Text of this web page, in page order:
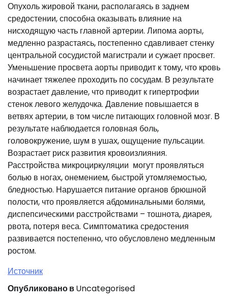
Опухоль жировой ткани, располагаясь в заднем
средостении, способна оказывать влияние на
нисходящую часть главной артерии. Липома аорты,
медленно разрастаясь, постепенно сдавливает стенку
центральной сосудистой магистрали и сужает просвет.
Уменьшение просвета аорты приводит к тому, что кровь
начинает тяжелее проходить по сосудам. В результате
возрастает давление, что приводит к гипертрофии
стенок левого желудочка. Давление повышается в
ветвях артерии, в том числе питающих головной мозг. В
результате наблюдается головная боль,
головокружение, шум в ушах, ощущение пульсации.
Возрастает риск развития кровоизлияния.
Расстройства микроциркуляции могут проявляться
болью в ногах, онемением, быстрой утомляемостью,
бледностью. Нарушается питание органов брюшной
полости, что проявляется абдоминальными болями,
диспепсическими расстройствами – тошнота, диарея,
рвота, потеря веса. Симптоматика средостения
развивается постепенно, что обусловлено медленным
ростом.
Источник
Опубликовано вUncategorised